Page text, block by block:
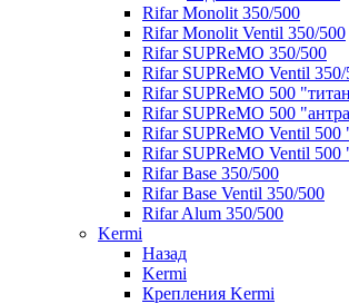
Rifar Monolit 350/500
Rifar Monolit Ventil 350/500
Rifar SUPReMO 350/500
Rifar SUPReMO Ventil 350/
Rifar SUPReMO 500
Rifar SUPReMO 500
Rifar SUPReMO Ventil 500
Rifar SUPReMO Ventil 500
Rifar Base 350/500
Rifar Base Ventil 350/500
Rifar Alum 350/500
Kermi
Назад
Kermi
Крепления Kermi